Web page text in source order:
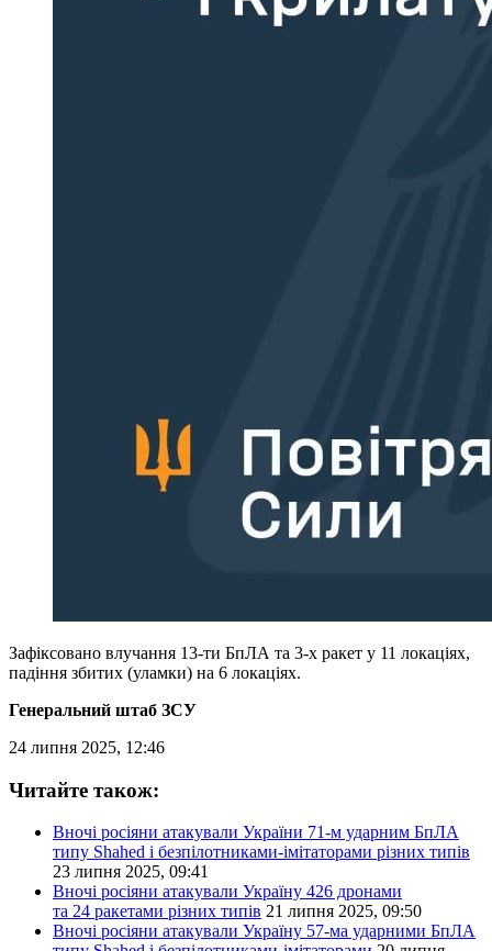
Зафіксовано влучання 13-ти БпЛА та 3-х ракет у 11 локаціях,
падіння збитих (уламки) на 6 локаціях.
Генеральний штаб ЗСУ
24 липня 2025, 12:46
Читайте також:
Вночі росіяни атакували України 71-м ударним БпЛА
типу Shahed і безпілотниками-імітаторами різних типів
23 липня 2025, 09:41
Вночі росіяни атакували Україну 426 дронами
та 24 ракетами різних типів 21 липня 2025, 09:50
Вночі росіяни атакували Україну 57-ма ударними БпЛА